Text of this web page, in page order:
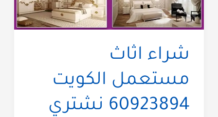
شراء اثاث
مستعمل الكويت
60923894 نشتري